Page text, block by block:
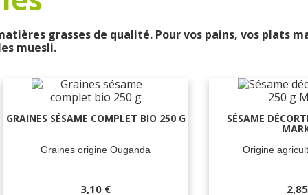
grasses de qualité. Pour vos pains, vos plats
muesli.
GRAINES SÉSAME COMPLET BIO 250 G
Graines origine Ouganda
3,10 €
SÉSAME
Origine